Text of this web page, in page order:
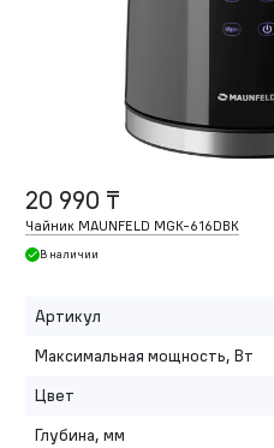
20 990 ₸
Чайник MAUNFELD MGK-616DBK
В наличии
Артикул
Максимальная мощность, Вт
Цвет
Глубина, мм